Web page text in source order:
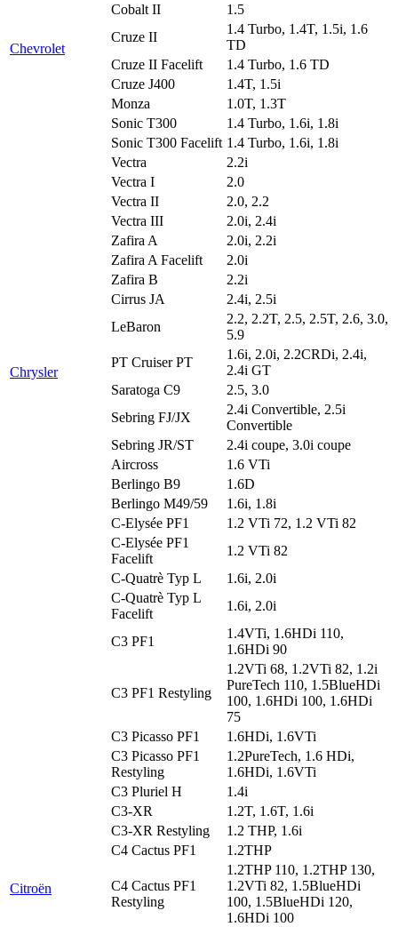
Chevrolet
Cobalt II
1.5
Cruze II
1.4 Turbo, 1.4T, 1.5i, 1.6
TD
Cruze II Facelift
1.4 Turbo, 1.6 TD
Cruze J400
1.4T, 1.5i
Monza
1.0T, 1.3T
Sonic T300
1.4 Turbo, 1.6i, 1.8i
Sonic T300 Facelift 1.4 Turbo, 1.6i, 1.8i
Vectra
2.2i
Vectra I
2.0
Vectra II
2.0, 2.2
Vectra III
2.0i, 2.4i
Zafira A
2.0i, 2.2i
Zafira A Facelift
2.0i
Zafira B
2.2i
Chrysler
Cirrus JA
2.4i, 2.5i
LeBaron
2.2, 2.2T, 2.5, 2.5T, 2.6, 3.0,
5.9
PT Cruiser PT
1.6i, 2.0i, 2.2CRDi, 2.4i,
2.4i GT
Saratoga C9
2.5, 3.0
Sebring FJ/JX
2.4i Convertible, 2.5i
Convertible
Sebring JR/ST
2.4i coupe, 3.0i coupe
Citroën
Aircross
1.6 VTi
Berlingo B9
1.6D
Berlingo M49/59
1.6i, 1.8i
C-Elysée PF1
1.2 VTi 72, 1.2 VTi 82
C-Elysée PF1
Facelift
1.2 VTi 82
C-Quatrè Typ L
1.6i, 2.0i
C-Quatrè Typ L
Facelift
1.6i, 2.0i
C3 PF1
1.4VTi, 1.6HDi 110,
1.6HDi 90
C3 PF1 Restyling
1.2VTi 68, 1.2VTi 82, 1.2i
PureTech 110, 1.5BlueHDi
100, 1.6HDi 100, 1.6HDi
75
C3 Picasso PF1
1.6HDi, 1.6VTi
C3 Picasso PF1
Restyling
1.2PureTech, 1.6 HDi,
1.6HDi, 1.6VTi
C3 Pluriel H
1.4i
C3-XR
1.2T, 1.6T, 1.6i
C3-XR Restyling
1.2 THP, 1.6i
C4 Cactus PF1
1.2THP
C4 Cactus PF1
Restyling
1.2THP 110, 1.2THP 130,
1.2VTi 82, 1.5BlueHDi
100, 1.5BlueHDi 120,
1.6HDi 100